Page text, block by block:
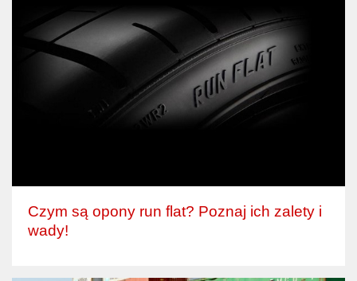
Czym są opony run flat? Poznaj ich zalety i
wady!